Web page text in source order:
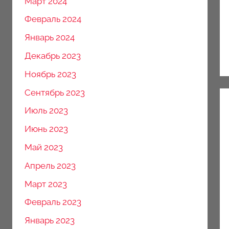
Февраль 2024
Январь 2024
Декабрь 2023
Ноябрь 2023
Сентябрь 2023
Июль 2023
Июнь 2023
Май 2023
Апрель 2023
Март 2023
Февраль 2023
Январь 2023